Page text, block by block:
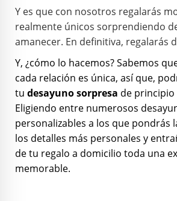
Y es que con nosotros regalarás
realmente únicos sorprendiendo
amanecer. En definitiva, regalarás
Y, ¿cómo lo hacemos? Sabemos
cada relación es única, así que,
tu desayuno sorpresa de principio
Eligiendo entre numerosos
personalizables a los que pondrás
los detalles más personales y
de tu regalo a domicilio toda una
memorable.